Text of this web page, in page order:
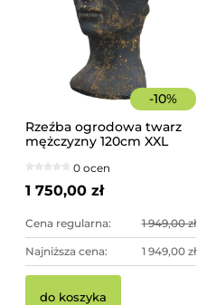
-10%
Rzeźba ogrodowa twarz
mężczyzny 120cm XXL
dekoracja ogrodowa
0 ocen
1 750,00 zł
Cena regularna: 1 949,00 zł
Najniższa cena: 1 949,00 zł
do koszyka